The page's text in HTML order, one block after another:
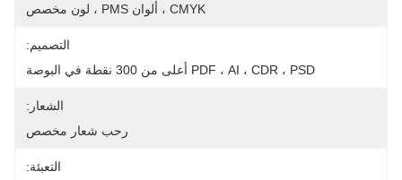
CMYK ، ألوان PMS ، لون مخصص
التصميم:
PDF ، AI ، CDR ، PSD أعلى من 300 نقطة في البوصة
الشعار:
رحب شعار مخصص
التعبئة: